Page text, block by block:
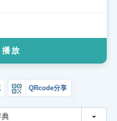
播放
QRcode分享
典 切換